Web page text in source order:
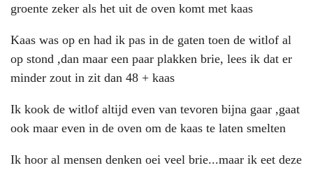
groente zeker als het uit de oven komt met kaas
Kaas was op en had ik pas in de gaten toen de witlof al
op stond ,dan maar een paar plakken brie, lees ik dat er
minder zout in zit dan 48 + kaas
Ik kook de witlof altijd even van tevoren bijna gaar ,gaat
ook maar even in de oven om de kaas te laten smelten
Ik hoor al mensen denken oei veel brie...maar ik eet deze